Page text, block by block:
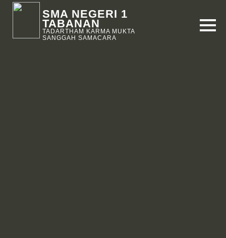
SMA NEGERI 1
TABANAN
TADARTHAM KARMA MUKTA
SANGGAH SAMACARA